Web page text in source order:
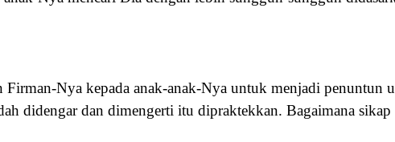
Nya kepada anak-anak-Nya untuk menjadi penuntun
didengar dan dimengerti itu dipraktekkan. Bagaimana sikap